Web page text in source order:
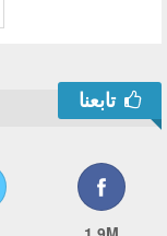
تابعنا